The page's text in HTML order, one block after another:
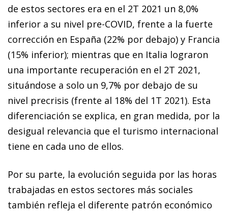
de estos sectores era en el 2T 2021 un 8,0%
inferior a su nivel pre-COVID, frente a la fuerte
corrección en España (22% por debajo) y Francia
(15% inferior); mientras que en Italia lograron
una importante recuperación en el 2T 2021,
situándose a solo un 9,7% por debajo de su
nivel precrisis (frente al 18% del 1T 2021). Esta
diferenciación se explica, en gran medida, por la
desigual relevancia que el turismo internacional
tiene en cada uno de ellos.
Por su parte, la evolución seguida por las horas
trabajadas en estos sectores más sociales
también refleja el diferente patrón económico